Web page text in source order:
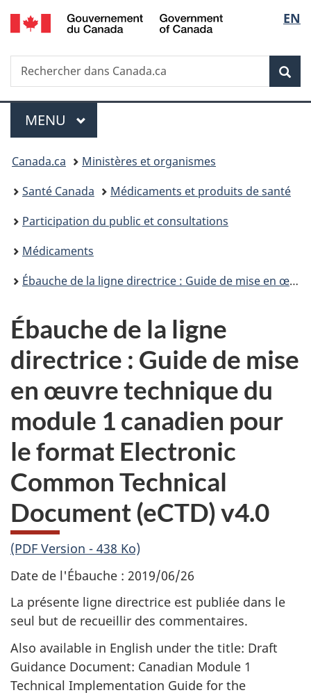
Passer
au
des
Passer
au
principal
Passer
à
Au
du
Passer
à
version
simplifiée
de
la
EN
Recherche
Rechercher
dans
Menu
MENU PRINCIPAL
Vous
êtes
ici :
Canada.ca
Ministères et organismes
Santé Canada
Médicaments et produits de santé
Participation du public et consultations
Médicaments
Ébauche de la ligne directrice : Guide de mise en œuvre technique du module 1 canadien pour le format Electronic Common Technical Document (eCTD) v4.0
Ébauche de la ligne
directrice : Guide de mise
en œuvre technique du
module 1 canadien pour
le format Electronic
Common Technical
Document (eCTD) v4.0
(PDF Version - 438 Ko)
Date de l'Ébauche : 2019/06/26
La présente ligne directrice est publiée dans le
seul but de recueillir des commentaires.
Also available in English under the title: Draft
Guidance Document: Canadian Module 1
Technical Implementation Guide for the